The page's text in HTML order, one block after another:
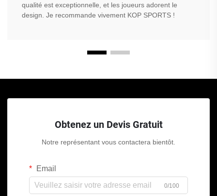
qualité est exceptionnelle, et les joueurs adorent le
design. Je recommande vivement KOP SPORTS !
Obtenez un Devis Gratuit
Notre représentant vous contactera bientôt.
Email
0/100